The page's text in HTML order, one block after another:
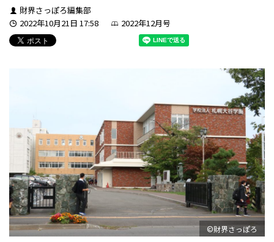
財界さっぽろ編集部
2022年10月21日 17:58
2022年12月号
©財界さっぽろ